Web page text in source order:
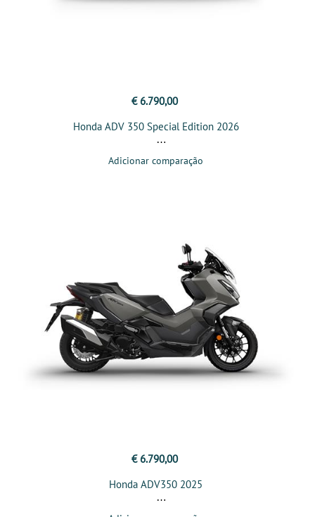
€ 6.790,00
Honda ADV 350 Special Edition 2026
Adicionar comparação
€ 6.790,00
Honda ADV350 2025